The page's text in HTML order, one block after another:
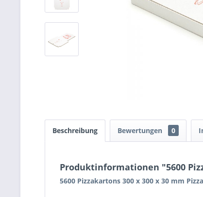
Beschreibung Bewertungen 0
Produktinformationen "5600
5600 Pizzakartons 300 x 300 x 30 mm